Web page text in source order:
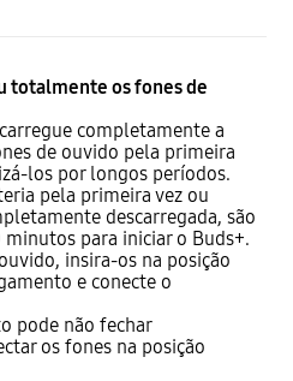
totalmente os fones de
completamente a
de ouvido pela primeira
los por longos períodos.
pela primeira vez ou
descarregada, são
para iniciar o Buds+.
insira-os na posição
e conecte o
pode não fechar
os fones na posição